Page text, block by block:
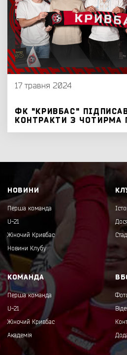
17 травня 2024
ФК "КРИВБАС"
КОНТРАКТИ З ЧОТИРМА
НОВИНИ
Перша команда
U-21
Жіночий Кривбас
Новини Клубу
КОМАНДА
Перша команда
U-21
Жіночий Кривбас
Академія